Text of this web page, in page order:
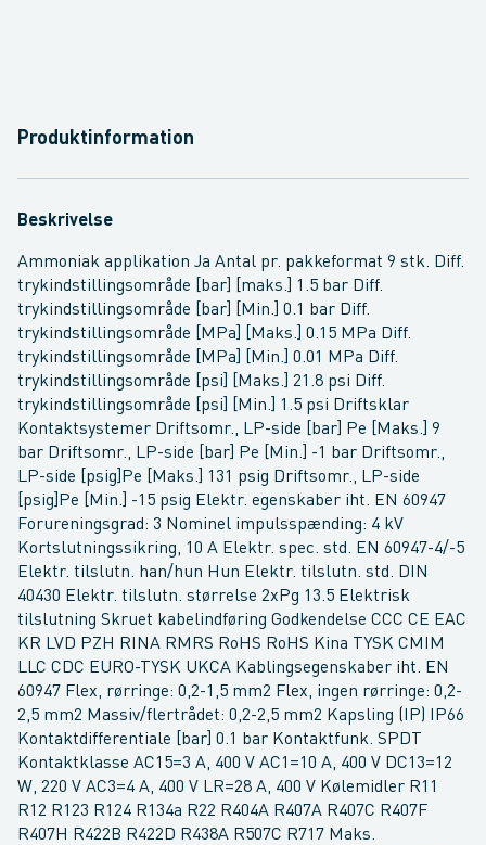
Produktinformation
Beskrivelse
Ammoniak applikation Ja Antal pr. pakkeformat 9 stk. Diff.
trykindstillingsområde [bar] [maks.] 1.5 bar Diff.
trykindstillingsområde [bar] [Min.] 0.1 bar Diff.
trykindstillingsområde [MPa] [Maks.] 0.15 MPa Diff.
trykindstillingsområde [MPa] [Min.] 0.01 MPa Diff.
trykindstillingsområde [psi] [Maks.] 21.8 psi Diff.
trykindstillingsområde [psi] [Min.] 1.5 psi Driftsklar
Kontaktsystemer Driftsomr., LP-side [bar] Pe [Maks.] 9
bar Driftsomr., LP-side [bar] Pe [Min.] -1 bar Driftsomr.,
LP-side [psig]Pe [Maks.] 131 psig Driftsomr., LP-side
[psig]Pe [Min.] -15 psig Elektr. egenskaber iht. EN 60947
Forureningsgrad: 3 Nominel impulsspænding: 4 kV
Kortslutningssikring, 10 A Elektr. spec. std. EN 60947-4/-5
Elektr. tilslutn. han/hun Hun Elektr. tilslutn. std. DIN
40430 Elektr. tilslutn. størrelse 2xPg 13.5 Elektrisk
tilslutning Skruet kabelindføring Godkendelse CCC CE EAC
KR LVD PZH RINA RMRS RoHS RoHS Kina TYSK CMIM
LLC CDC EURO-TYSK UKCA Kablingsegenskaber iht. EN
60947 Flex, rørringe: 0,2-1,5 mm2 Flex, ingen rørringe: 0,2-
2,5 mm2 Massiv/flertrådet: 0,2-2,5 mm2 Kapsling (IP) IP66
Kontaktdifferentiale [bar] 0.1 bar Kontaktfunk. SPDT
Kontaktklasse AC15=3 A, 400 V AC1=10 A, 400 V DC13=12
W, 220 V AC3=4 A, 400 V LR=28 A, 400 V Kølemidler R11
R12 R123 R124 R134a R22 R404A R407A R407C R407F
R407H R422B R422D R438A R507C R717 Maks.